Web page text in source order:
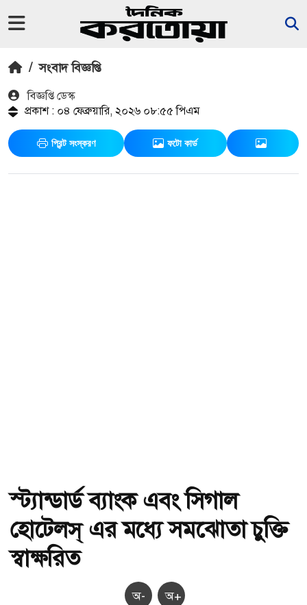
/ সংবাদ বিজ্ঞপ্তি
বিজ্ঞপ্তি ডেস্ক
প্রকাশ : ০৪ ফেব্রুয়ারি, ২০২৬ ০৮:৫৫ পিএম
প্রিন্ট সংস্করণ ফটো কার্ড
স্ট্যান্ডার্ড ব্যাংক এবং সিগাল
হোটেলস্ এর মধ্যে সমঝোতা চুক্তি
স্বাক্ষরিত
অ- অ+